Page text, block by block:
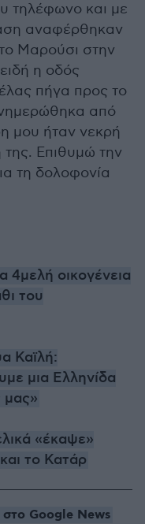
τηλέφωνο και με
αναφέρθηκαν
Μαρούσι στην
η οδός
πήγα προς το
από
μου ήταν νεκρή
της. Επιθυμώ την
τη δολοφονία
4μελή οικογένεια
του
Καϊλή:
μια Ελληνίδα
μας»
«έκαψε»
το Κατάρ
Google News